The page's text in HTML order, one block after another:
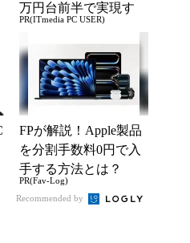
万円台前半で実現す
る快適PCライフ
PR(ITmedia PC USER)
FPが解説！Apple製品
を分割手数料0円で入
手する方法とは？
PR(Fav-Log)
Recommended by